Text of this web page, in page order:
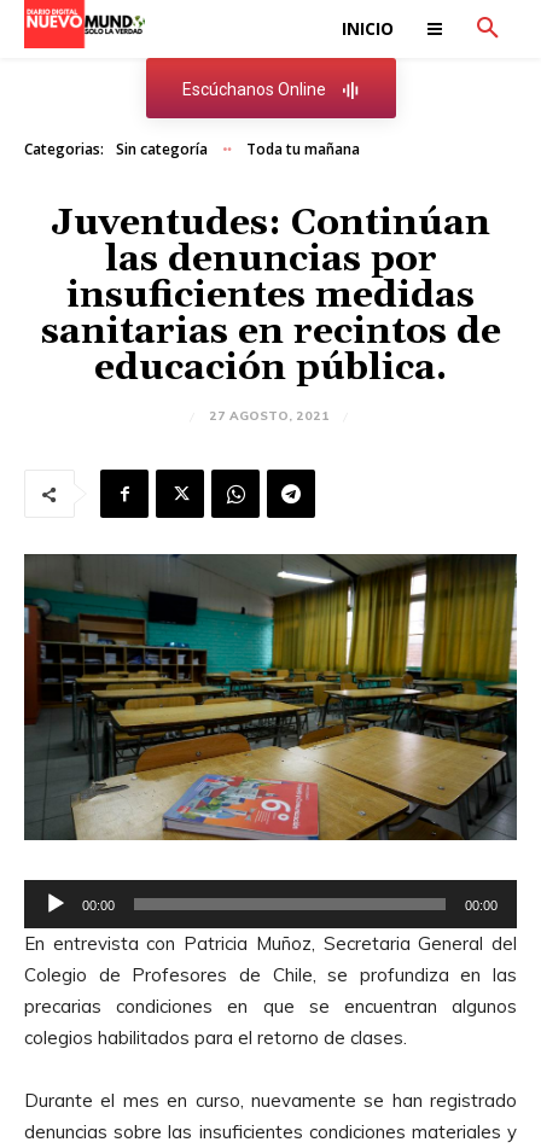
INICIO
Escúchanos Online
Categorias: Sin categoría Toda tu mañana
Juventudes: Continúan
las denuncias por
insuficientes medidas
sanitarias en recintos de
educación pública.
27 AGOSTO, 2021
e
p
r
o
d
c
00:00 00:00
En entrevista con Patricia Muñoz, Secretaria General del
Colegio de Profesores de Chile, se profundiza en las
precarias condiciones en que se encuentran algunos
colegios habilitados para el retorno de clases.
Durante el mes en curso, nuevamente se han registrado
denuncias sobre las insuficientes condiciones materiales y